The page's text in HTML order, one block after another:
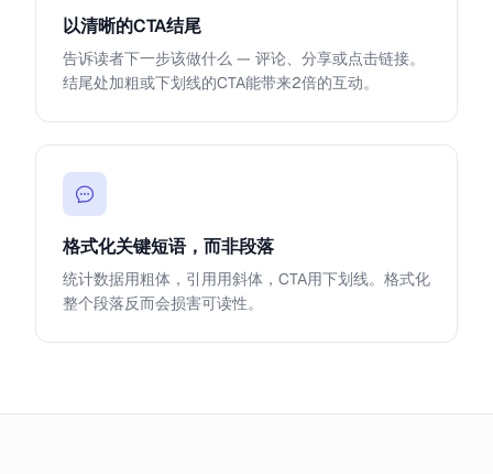
以清晰的CTA结尾
告诉读者下一步该做什么 — 评论、分享或点击链接。
结尾处加粗或下划线的CTA能带来2倍的互动。
格式化关键短语，而非段落
统计数据用粗体，引用用斜体，CTA用下划线。格式化
整个段落反而会损害可读性。